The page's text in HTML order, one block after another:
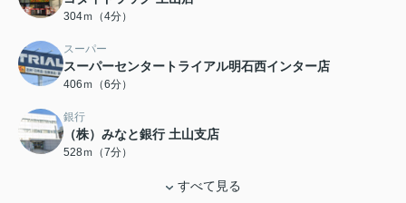
304ｍ（4分）
スーパー
スーパーセンタートライアル明石西インター店
406ｍ（6分）
銀行
（株）みなと銀行 土山支店
528ｍ（7分）
すべて見る